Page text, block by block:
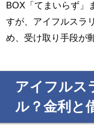
BOX「てまいらず」
すが、アイフルスラ
め、受け取り手段が
アイフルス
ル？金利と